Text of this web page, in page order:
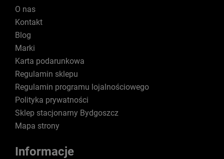
O nas
Kontakt
Blog
Marki
Karta podarunkowa
Regulamin sklepu
Regulamin programu lojalnościowego
Polityka prywatności
Sklep stacjonarny Bydgoszcz
Mapa strony
Informacje